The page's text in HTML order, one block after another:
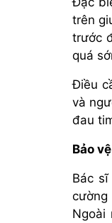
trên
trước
quá
Điều
và
đau
Bảo
Bác
Ngoài